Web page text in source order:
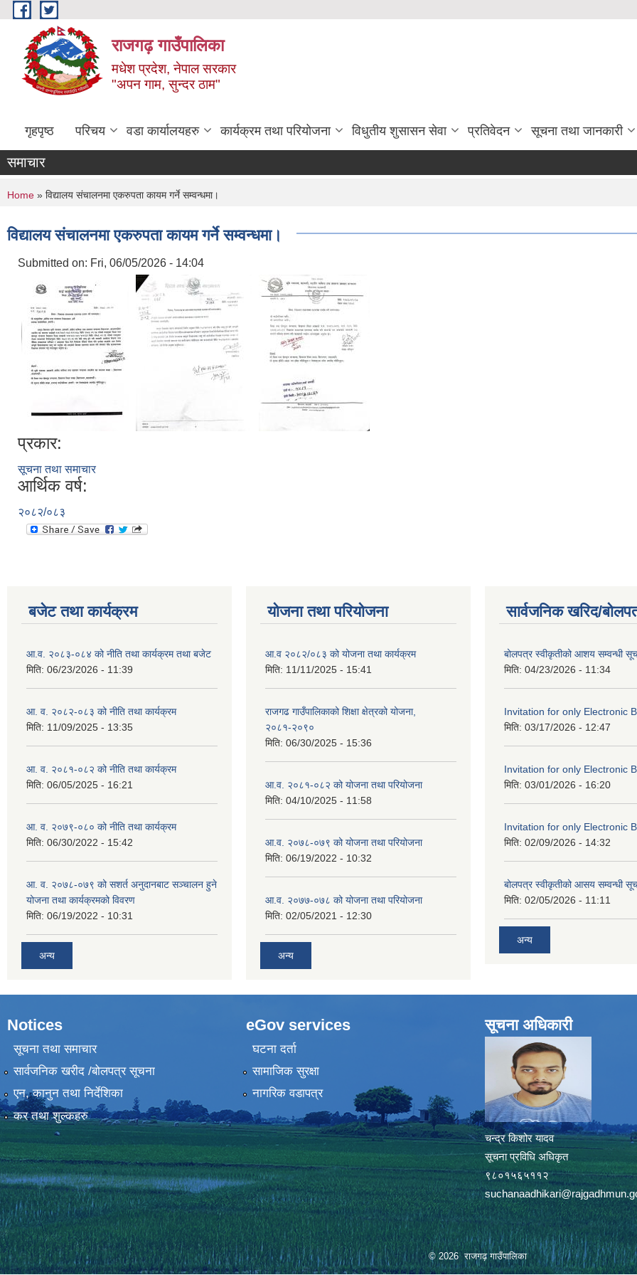
Skip to main content
राजगढ़ गाउँपालिका
मधेश प्रदेश, नेपाल सरकार
"अपन गाम, सुन्दर ठाम"
गृहपृष्ठ परिचय वडा कार्यालयहरु कार्यक्रम तथा परियोजना विधुतीय शुसासन सेवा प्रतिवेदन सूचना तथा जानकारी
समाचार
You are here
Home » विद्यालय संचालनमा एकरुपता कायम गर्ने सम्वन्धमा।
विद्यालय संचालनमा एकरुपता कायम गर्ने सम्वन्धमा।
Submitted on: Fri, 06/05/2026 - 14:04
प्रकार:
सूचना तथा समाचार
आर्थिक वर्ष:
२०८२/०८३
बजेट तथा कार्यक्रम
आ.व. २०८३-०८४ को नीति तथा कार्यक्रम तथा बजेट
मिति: 06/23/2026 - 11:39
आ. व. २०८२-०८३ को नीति तथा कार्यक्रम
मिति: 11/09/2025 - 13:35
आ. व. २०८१-०८२ को नीति तथा कार्यक्रम
मिति: 06/05/2025 - 16:21
आ. व. २०७९-०८० को नीति तथा कार्यक्रम
मिति: 06/30/2022 - 15:42
आ. व. २०७८-०७९ को सशर्त अनुदानबाट सञ्चालन हुने
योजना तथा कार्यक्रमको विवरण
मिति: 06/19/2022 - 10:31
अन्य
योजना तथा परियोजना
आ.व २०८२/०८३ को योजना तथा कार्यक्रम
मिति: 11/11/2025 - 15:41
राजगढ गाउँपालिकाको शिक्षा क्षेत्रको योजना,
२०८१-२०९०
मिति: 06/30/2025 - 15:36
आ.व. २०८१-०८२ को योजना तथा परियोजना
मिति: 04/10/2025 - 11:58
आ.व. २०७८-०७९ को योजना तथा परियोजना
मिति: 06/19/2022 - 10:32
आ.व. २०७७-०७८ को योजना तथा परियोजना
मिति: 02/05/2021 - 12:30
अन्य
सार्वजनिक खरिद/
बोलपत्र स्वीकृतीको आशय सम्वन्धी
मिति: 04/23/2026 - 11:34
Invitation for only Electronic
मिति: 03/17/2026 - 12:47
Invitation for only Electronic
मिति: 03/01/2026 - 16:20
Invitation for only Electronic
मिति: 02/09/2026 - 14:32
बोलपत्र स्वीकृतीको आसय सम्वन्धी
मिति: 02/05/2026 - 11:11
अन्य
Notices
सूचना तथा समाचार
सार्वजनिक खरीद /बोलपत्र सूचना
एन, कानुन तथा निर्देशिका
कर तथा शुल्कहरु
eGov services
घटना दर्ता
सामाजिक सुरक्षा
नागरिक वडापत्र
सूचना अधिकारी
चन्द्र किशोर यादव
सूचना प्रविधि अधिकृत
९८०१५६५११२
© 2026 राजगढ़ गाउँपालिका